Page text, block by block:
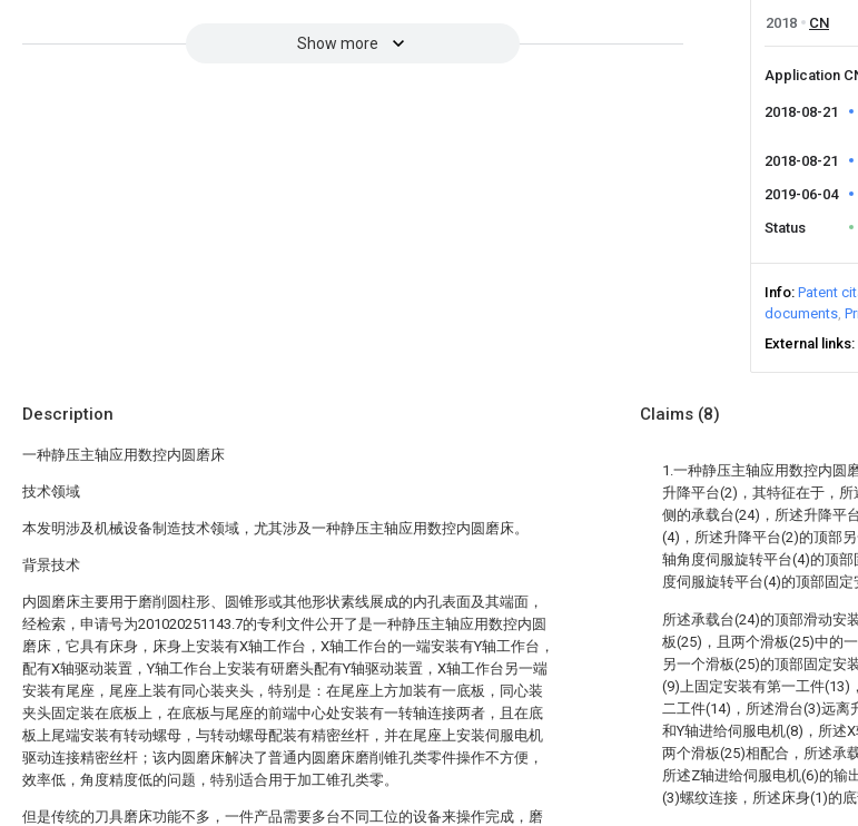
Show more
2018
CN
Application
2018-08-21
2018-08-21
2019-06-04
Status
Info Patent
documents
External links
Description
一种静压主轴应用数控内圆磨床
技术领域
本发明涉及机械设备制造技术领域，尤其涉及一种静压主轴应用数控内圆磨床。
背景技术
内圆磨床主要用于磨削圆柱形、圆锥形或其他形状素线展成的内孔表面及其端面，
经检索，申请号为201020251143.7的专利文件公开了是一种静压主轴应用数控内圆
磨床，它具有床身，床身上安装有X轴工作台，X轴工作台的一端安装有Y轴工作台，
配有X轴驱动装置，Y轴工作台上安装有研磨头配有Y轴驱动装置，X轴工作台另一端
安装有尾座，尾座上装有同心装夹头，特别是：在尾座上方加装有一底板，同心装
夹头固定装在底板上，在底板与尾座的前端中心处安装有一转轴连接两者，且在底
板上尾端安装有转动螺母，与转动螺母配装有精密丝杆，并在尾座上安装伺服电机
驱动连接精密丝杆；该内圆磨床解决了普通内圆磨床磨削锥孔类零件操作不方便，
效率低，角度精度低的问题，特别适合用于加工锥孔类零。
但是传统的刀具磨床功能不多，一件产品需要多台不同工位的设备来操作完成，磨
Claims (8)
1.一种静压主轴应用数控内圆
升降平台(2)，其特征在于，
侧的承载台(24)，所述升降平
(4)，所述升降平台(2)的顶部
轴角度伺服旋转平台(4)的顶
度伺服旋转平台(4)的顶部固
所述承载台(24)的顶部滑动安
板(25)，且两个滑板(25)中的
另一个滑板(25)的顶部固定安
(9)上固定安装有第一工件(13)
二工件(14)，所述滑台(3)远离
和Y轴进给伺服电机(8)，所述
两个滑板(25)相配合，所述承
所述Z轴进给伺服电机(6)的输
(3)螺纹连接，所述床身(1)的